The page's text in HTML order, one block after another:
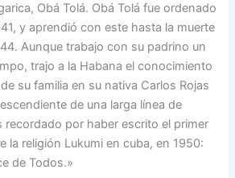
Obá Tolá. Obá Tolá fue ordenado
y aprendió con este hasta la muerte
Aunque trabajo con su padrino un
trajo a la Habana el conocimiento
su familia en su nativa Carlos Rojas
de una larga línea de
recordado por haber escrito el primer
la religión Lukumi en cuba, en 1950:
de Todos.»